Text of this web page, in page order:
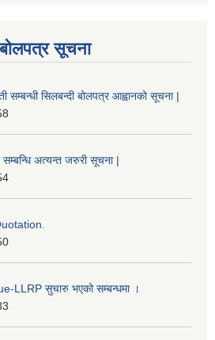
सूचना
सम्बन्धी सिलबन्दी बोलपत्र आह्वानको सूचना |
अत्यन्त जरुरी सूचना |
LLRP सुचारु भएको सम्बन्धमा ।